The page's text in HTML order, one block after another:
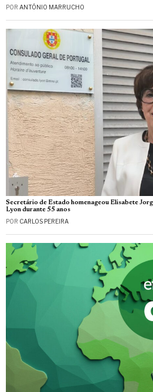
POR ANTÓNIO MARRUCHO
Secretário de Estado homenageou Elisabete
Lyon durante 55 anos
POR CARLOS PEREIRA